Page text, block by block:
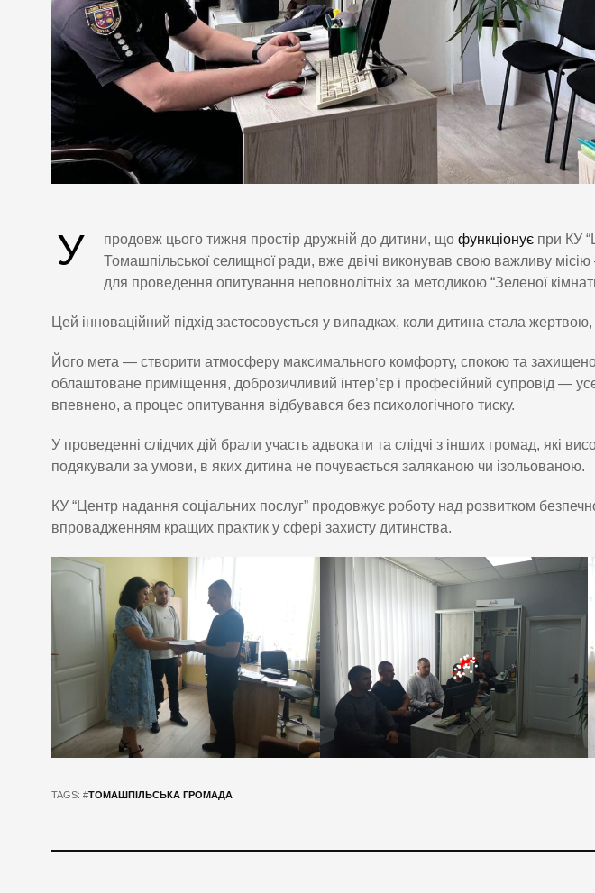
У продовж цього тижня простір дружній до дитини, що функціонує при КУ
Томашпільської селищної ради, вже двічі виконував свою важливу
для проведення опитування неповнолітніх за методикою “Зеленої
Цей інноваційний підхід застосовується у випадках, коли дитина стала
Його мета — створити атмосферу максимального комфорту, спокою та
облаштоване приміщення, доброзичливий інтер’єр і професійний супровід —
впевнено, а процес опитування відбувався без психологічного тиску.
У проведенні слідчих дій брали участь адвокати та слідчі з інших громад, які
подякували за умови, в яких дитина не почувається заляканою чи ізольованою.
КУ “Центр надання соціальних послуг” продовжує роботу над розвитком
впровадженням кращих практик у сфері захисту дитинства.
TAGS: #ТОМАШПІЛЬСЬКА ГРОМАДА